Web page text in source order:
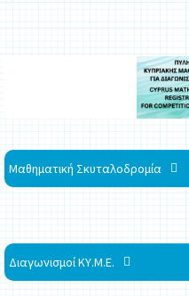
Μαθηματική Σκυταλοδρομία
Διαγωνισμοί ΚΥ.Μ.Ε.